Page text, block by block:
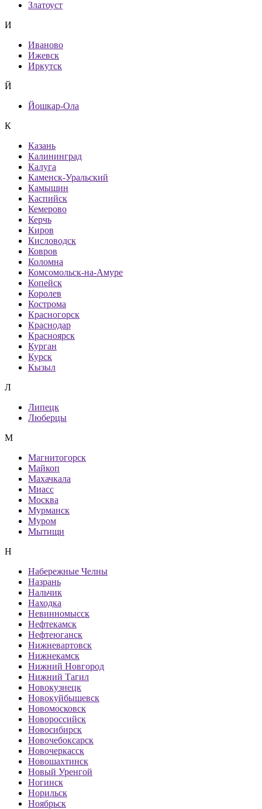
Златоуст
И
Иваново
Ижевск
Иркутск
Й
Йошкар-Ола
К
Казань
Калининград
Калуга
Каменск-Уральский
Камышин
Каспийск
Кемерово
Керчь
Киров
Кисловодск
Ковров
Коломна
Комсомольск-на-Амуре
Копейск
Королев
Кострома
Красногорск
Краснодар
Красноярск
Курган
Курск
Кызыл
Л
Липецк
Люберцы
М
Магнитогорск
Майкоп
Махачкала
Миасс
Москва
Мурманск
Муром
Мытищи
Н
Набережные Челны
Назрань
Нальчик
Находка
Невинномысск
Нефтекамск
Нефтеюганск
Нижневартовск
Нижнекамск
Нижний Новгород
Нижний Тагил
Новокузнецк
Новокуйбышевск
Новомосковск
Новороссийск
Новосибирск
Новочебоксарск
Новочеркасск
Новошахтинск
Новый Уренгой
Ногинск
Норильск
Ноябрьск